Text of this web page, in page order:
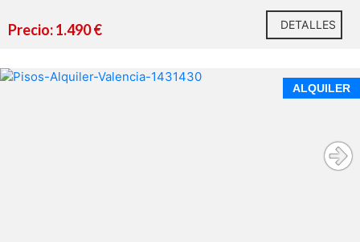
Precio: 1.490 € DETALLES
ALQUILER